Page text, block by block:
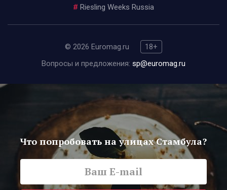
# Riesling Weeks Russia
© 2026 Euromag.ru
18+
Вопросы и предложения: sp@euromag.ru
Что попробовать на улицах Стамбула?